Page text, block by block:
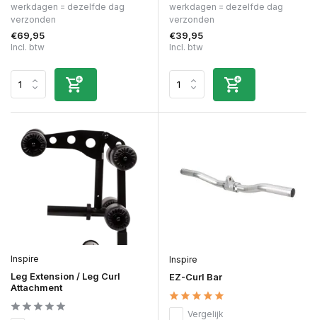
werkdagen = dezelfde dag
verzonden
€69,95
Incl. btw
werkdagen = dezelfde dag
verzonden
€39,95
Incl. btw
Inspire
Leg Extension / Leg Curl
Attachment
Inspire
EZ-Curl Bar
Vergelijk